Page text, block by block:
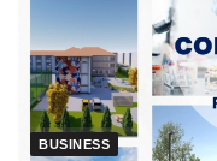
BUSINESS